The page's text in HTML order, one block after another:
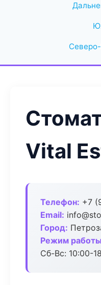
Vital
Телефон: +7
Email:
Город:
Режим
Сб-Вс: 10:00-